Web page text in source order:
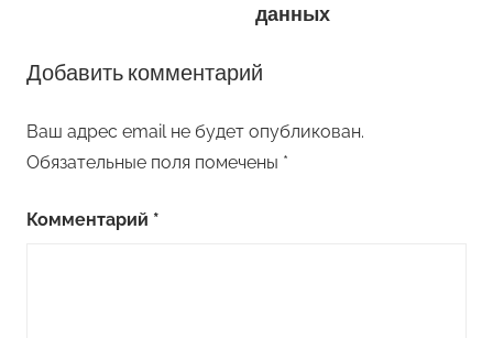
данных
Добавить комментарий
Ваш адрес email не будет опубликован.
Обязательные поля помечены *
Комментарий *